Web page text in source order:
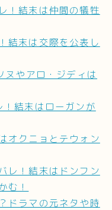
！結末は仲間の犠牲
結末は交際を公表し
ヌやアロ・ジディは
結末はローガンが
オクニョとテウォン
レ！結末はドンフン
む！
ドラマの元ネタや時